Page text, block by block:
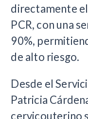
directamente
PCR, con una
90%,
de alto riesgo.
Desde el
Patricia
cervicouterino